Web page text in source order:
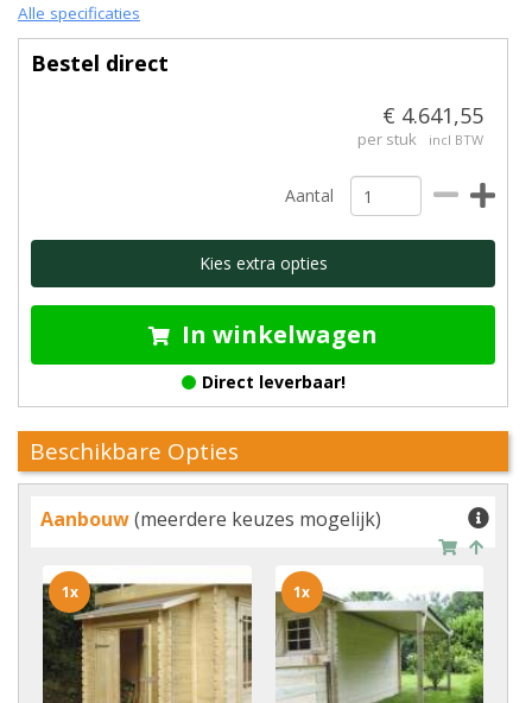
Alle specificaties
Bestel direct
€ 4.641,55
per stuk incl BTW
Aantal
Kies extra opties
In winkelwagen
Direct leverbaar!
Beschikbare Opties
Aanbouw(meerdere keuzes mogelijk)
1x 1x